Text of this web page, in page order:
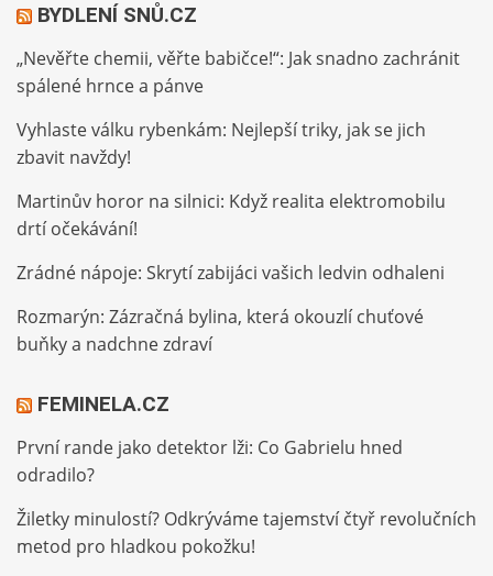
BYDLENÍ SNŮ.CZ
„Nevěřte chemii, věřte babičce!“: Jak snadno zachránit
spálené hrnce a pánve
Vyhlaste válku rybenkám: Nejlepší triky, jak se jich
zbavit navždy!
Martinův horor na silnici: Když realita elektromobilu
drtí očekávání!
Zrádné nápoje: Skrytí zabijáci vašich ledvin odhaleni
Rozmarýn: Zázračná bylina, která okouzlí chuťové
buňky a nadchne zdraví
FEMINELA.CZ
První rande jako detektor lži: Co Gabrielu hned
odradilo?
Žiletky minulostí? Odkrýváme tajemství čtyř revolučních
metod pro hladkou pokožku!